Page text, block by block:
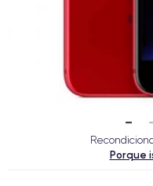
Porque